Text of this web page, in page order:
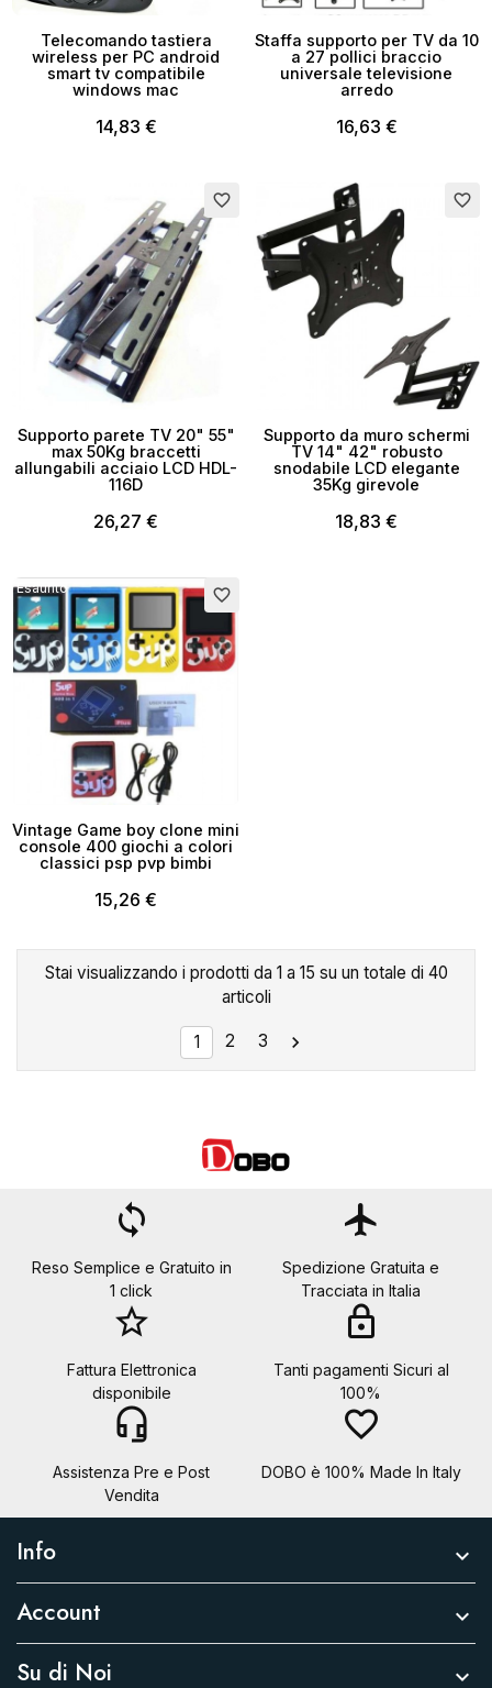
Telecomando tastiera
wireless per PC android
smart tv compatibile
windows mac
14,83 €
Staffa supporto per TV da 10
a 27 pollici braccio
universale televisione
arredo
16,63 €
favorite_border
Supporto parete TV 20" 55"
max 50Kg braccetti
allungabili acciaio LCD HDL-
116D
26,27 €
favorite_border
Supporto da muro schermi
TV 14" 42" robusto
snodabile LCD elegante
35Kg girevole
18,83 €
Esaurito favorite_border
Vintage Game boy clone mini
console 400 giochi a colori
classici psp pvp bimbi
15,26 €
Stai visualizzando i prodotti da 1 a 15 su un totale di 40
articoli
1 2 3 
loop
Reso Semplice e Gratuito in
1 click
flight
Spedizione Gratuita e
Tracciata in Italia
star_border
Fattura Elettronica
disponibile
lock
Tanti pagamenti Sicuri al
100%
headset_mic
Assistenza Pre e Post
Vendita
favorite_border
DOBO è 100% Made In Italy
Info 
Account 
Su di Noi 